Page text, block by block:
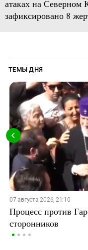
атаках на Северном
зафиксировано 8
ТЕМЫ ДНЯ
07 августа 2026, 21:10
Процесс против
сторонников